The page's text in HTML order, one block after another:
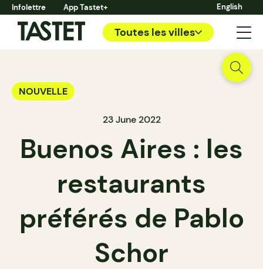
Infolettre App Tastet+ English
Toutes les villes
NOUVELLE
23 June 2022
Buenos Aires : les
restaurants
préférés de Pablo
Schor